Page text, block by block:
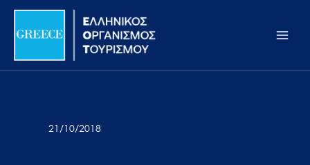
Σημείωση:
ιστότοπος
προσβασιμότητας.
Μετάβαση
περιεχόμενο
21/10/2018